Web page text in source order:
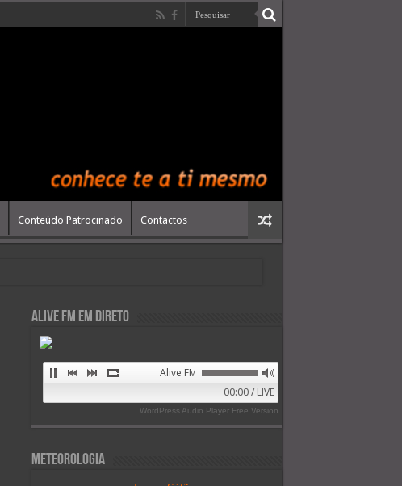
Conteúdo Patrocinado Contactos
Alive FM em Direto
Alive FM 89.9
00:00 / LIVE
WordPress Audio Player Free Version
Meteorologia